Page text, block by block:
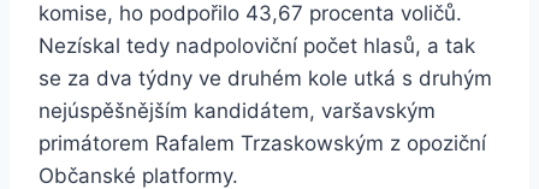
komise, ho podpořilo 43,67 procenta voličů.
Nezískal tedy nadpoloviční počet hlasů, a tak
se za dva týdny ve druhém kole utká s druhým
nejúspěšnějším kandidátem, varšavským
primátorem Rafalem Trzaskowským z opoziční
Občanské platformy.